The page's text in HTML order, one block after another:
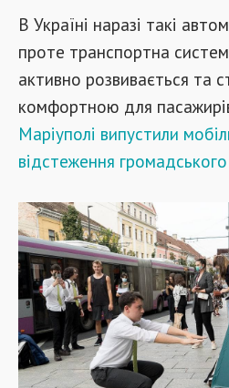
В Україні наразі такі
проте транспортна
активно розвивається та
комфортною для
Маріуполі випустили
відстеження